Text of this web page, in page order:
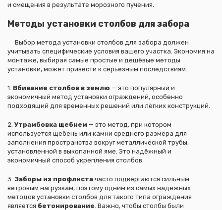
и смещения в результате морозного пучения.
Методы установки столбов для забора
Выбор метода установки столбов для забора должен
учитывать специфические условия вашего участка. Экономия на
монтаже, выбирая самые простые и дешёвые методы
установки, может привести к серьёзным последствиям.
1. Вбивание столбов в землю — это популярный и
экономичный метод установки ограждений, особенно
подходящий для временных решений или лёгких конструкций.
2.Утрамбовка щебнем — это метод, при котором
используется щебень или камни среднего размера для
заполнения пространства вокруг металлической трубы,
установленной в выкопанной яме. Это надёжный и
экономичный способ укрепления столбов.
3. Заборы из профлиста часто подвергаются сильным
ветровым нагрузкам, поэтому одним из самых надёжных
методов установки столбов для такого типа ограждения
является бетонирование . Важно, чтобы столбы были